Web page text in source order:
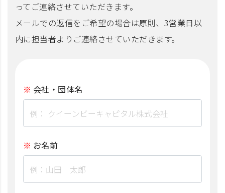
ってご連絡させていただきます。
メールでの返信をご希望の場合は原則、3営業日以
内に担当者よりご連絡させていただきます。
会社・団体名
お名前